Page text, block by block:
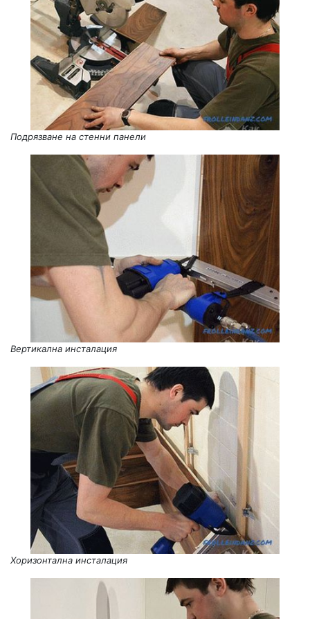
Подрязване на стенни панели
Вертикална инсталация
Хоризонтална инсталация